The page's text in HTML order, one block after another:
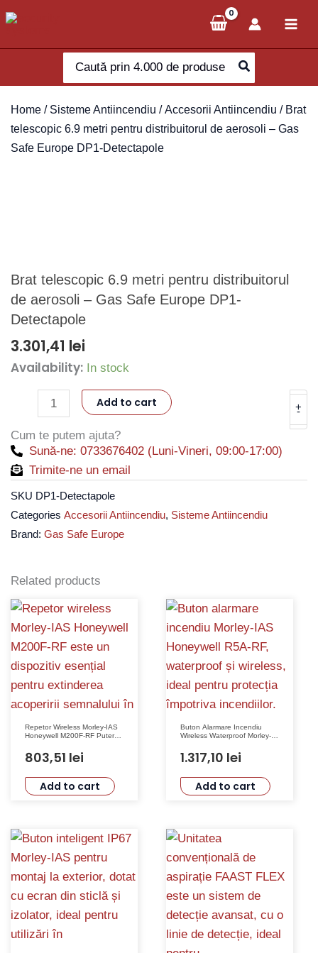
Skip
to
content
for:
Home / Sisteme Antiincendiu /Accesorii Antiincendiu / Brat
telescopic 6.9 metri pentru distribuitorul de aerosoli – Gas
Safe Europe DP1-Detectapole
Brat telescopic 6.9 metri pentru distribuitorul
de aerosoli – Gas Safe Europe DP1-
Detectapole
3.301,41 lei
Availability: In stock
-
Brat
telescopic
pentru
distribuitorul
de
aerosoli
-
Gas
Europe
DP1-
Detectapole
quantity
+
Add to cart
Cum te putem ajuta?
Sună-ne: 0733676402 (Luni-Vineri, 09:00-17:00)
Trimite-ne un email
SKU DP1-Detectapole
Categories Accesorii Antiincendiu, Sisteme Antiincendiu
Brand: Gas Safe Europe
Related products
Repetor Wireless Morley-IAS
Honeywell M200F-RF Putere
x CR123A Dimensiuni
51x95x37mm Greutate 100g
Frecventa 865-870MHz
803,51 lei
Add to cart
Buton Alarmare Incendiu
Wireless Waterproof Morley-
1.317,10 lei
Add to cart